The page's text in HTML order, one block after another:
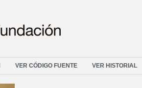
VER CÓDIGO FUENTE VER HISTORIAL